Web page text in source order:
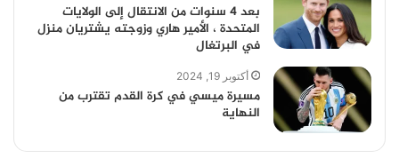
بعد 4 سنوات من الانتقال إلى الولايات
المتحدة ، الأمير هاري وزوجته يشتريان منزل
في البرتغال
أكتوبر 19, 2024
مسيرة ميسي في كرة القدم تقترب من
النهاية